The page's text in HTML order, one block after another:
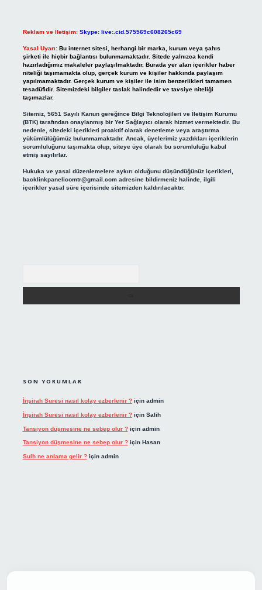
Reklam ve İletişim: Skype: live:.cid.575569c608265c69
Yasal Uyarı: Bu internet sitesi, herhangi bir marka, kurum veya şahıs
şirketi ile hiçbir bağlantısı bulunmamaktadır. Sitede yalnızca kendi
hazırladığımız makaleler paylaşılmaktadır. Burada yer alan içerikler haber
niteliği taşımamakta olup, gerçek kurum ve kişiler hakkında paylaşım
yapılmamaktadır. Gerçek kurum ve kişiler ile isim benzerlikleri tamamen
tesadüfidir. Sitemizdeki bilgiler taslak halindedir ve tavsiye niteliği
taşımazlar.
Sitemiz, 5651 Sayılı Kanun gereğince Bilgi Teknolojileri ve İletişim Kurumu
(BTK) tarafından onaylanmış bir Yer Sağlayıcı olarak hizmet vermektedir. Bu
nedenle, sitedeki içerikleri proaktif olarak denetleme veya araştırma
yükümlülüğümüz bulunmamaktadır. Ancak, üyelerimiz yazdıkları içeriklerin
sorumluluğunu taşımakta olup, siteye üye olarak bu sorumluluğu kabul
etmiş sayılırlar.
Hukuka ve yasal düzenlemelere aykırı olduğunu düşündüğünüz içerikleri,
backlinkpanelicomtr@gmail.comadresine bildirmeniz halinde, ilgili
içerikler yasal süre içerisinde sitemizden kaldırılacaktır.
SON YORUMLAR
İnşirah Suresi nasıl kolay ezberlenir ?için admin
İnşirah Suresi nasıl kolay ezberlenir ?için Salih
Tansiyon düşmesine ne sebep olur ?için admin
Tansiyon düşmesine ne sebep olur ?için Hasan
Sulh ne anlama gelir ?için admin